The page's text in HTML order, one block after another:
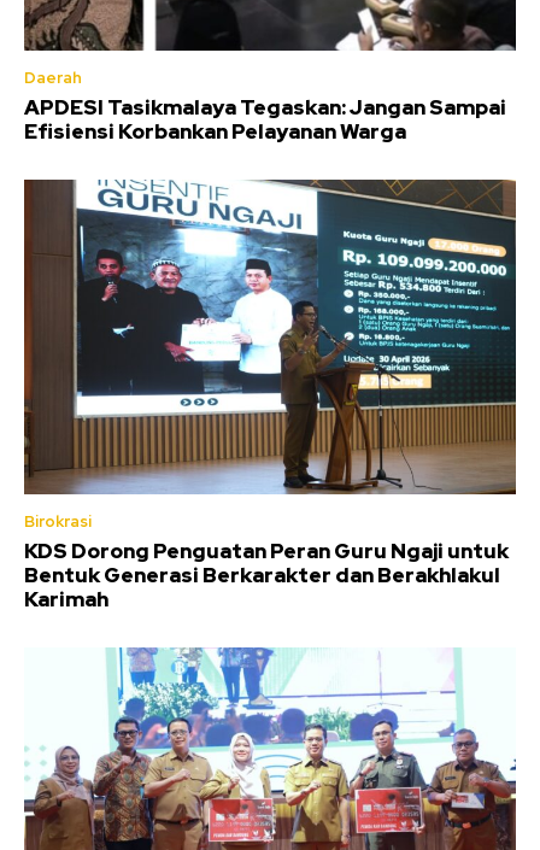
Daerah
APDESI Tasikmalaya Tegaskan: Jangan Sampai
Efisiensi Korbankan Pelayanan Warga
Birokrasi
KDS Dorong Penguatan Peran Guru Ngaji untuk
Bentuk Generasi Berkarakter dan Berakhlakul
Karimah